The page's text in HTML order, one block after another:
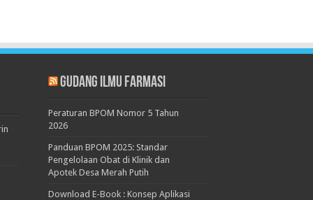
Gudang Ilmu Farmasi
Peraturan BPOM Nomor 5 Tahun
2026
Panduan BPOM 2025: Standar
Pengelolaan Obat di Klinik dan
Apotek Desa Merah Putih
Download E-Book : Konsep Aplikasi